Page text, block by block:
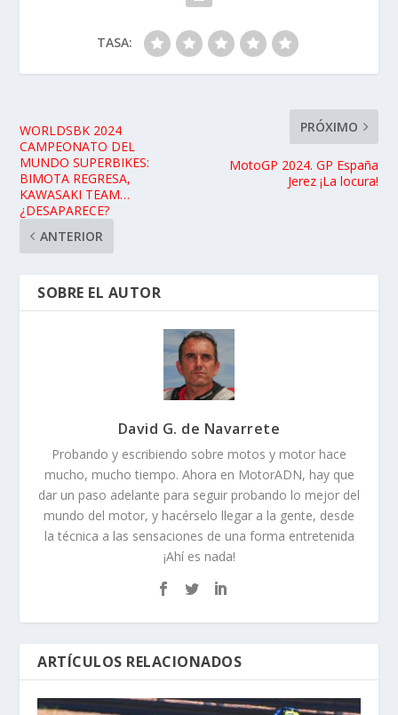
TASA:
WORLDSBK 2024
CAMPEONATO DEL
MUNDO SUPERBIKES:
BIMOTA REGRESA,
KAWASAKI TEAM…
¿DESAPARECE?
ANTERIOR
PRÓXIMO
MotoGP 2024. GP España
Jerez ¡La locura!
SOBRE EL AUTOR
David G. de Navarrete
Probando y escribiendo sobre motos y motor hace
mucho, mucho tiempo. Ahora en MotorADN, hay que
dar un paso adelante para seguir probando lo mejor del
mundo del motor, y hacérselo llegar a la gente, desde
la técnica a las sensaciones de una forma entretenida
¡Ahí es nada!
ARTÍCULOS RELACIONADOS